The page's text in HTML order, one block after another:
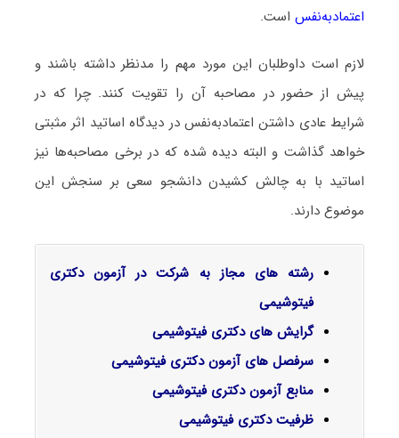
اعتمادبه‌نفساست.
لازم است داوطلبان این مورد مهم را مدنظر داشته باشند و
پیش از حضور در مصاحبه آن را تقویت کنند. چرا که در
شرایط عادی داشتن اعتمادبه‌نفس در دیدگاه اساتید اثر مثبتی
خواهد گذاشت و البته دیده شده که در برخی مصاحبه‌ها نیز
اساتید با به چالش کشیدن دانشجو سعی بر سنجش این
موضوع دارند.
رشته های مجاز به شرکت در آزمون دکتری
فیتوشیمی
گرایش‌ های دکتریفیتوشیمی
سرفصل‌ های آزمون دکتری فیتوشیمی
منابع آزمون دکتری فیتوشیمی
ظرفیت دکتری فیتوشیمی